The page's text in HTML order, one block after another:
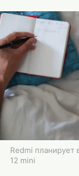
Redmi планирует
12 mini